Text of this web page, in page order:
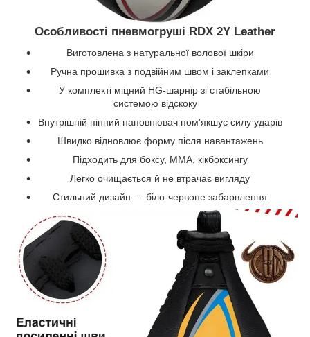
Особливості пневмогруші RDX 2Y Leather
Виготовлена з натуральної волової шкіри
Ручна прошивка з подвійним швом і заклепками
У комплекті міцний HG-шарнір зі стабільною
системою відскоку
Внутрішній пінний наповнювач пом'якшує силу ударів
Швидко відновлює форму після навантажень
Підходить для боксу, ММА, кікбоксингу
Легко очищається й не втрачає вигляду
Стильний дизайн — біло-червоне забарвлення